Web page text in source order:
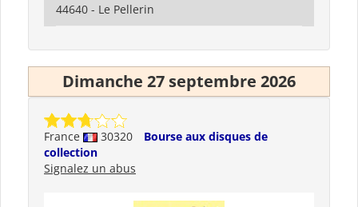
44640 - Le Pellerin
Dimanche 27 septembre 2026
France 30320
Bourse aux disques de
collection
Signalez un abus